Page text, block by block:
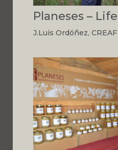
Planeses –
J.Luis Ordóñez, CREAF